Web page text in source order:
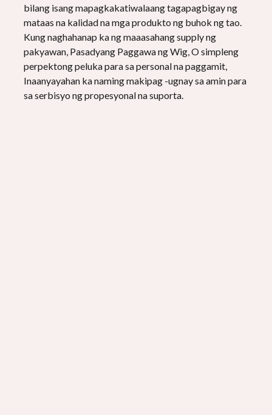
bilang isang mapagkakatiwalaang tagapagbigay ng
mataas na kalidad na mga produkto ng buhok ng tao.
Kung naghahanap ka ng maaasahang supply ng
pakyawan, Pasadyang Paggawa ng Wig, O simpleng
perpektong peluka para sa personal na paggamit,
Inaanyayahan ka naming makipag -ugnay sa amin para
sa serbisyo ng propesyonal na suporta.